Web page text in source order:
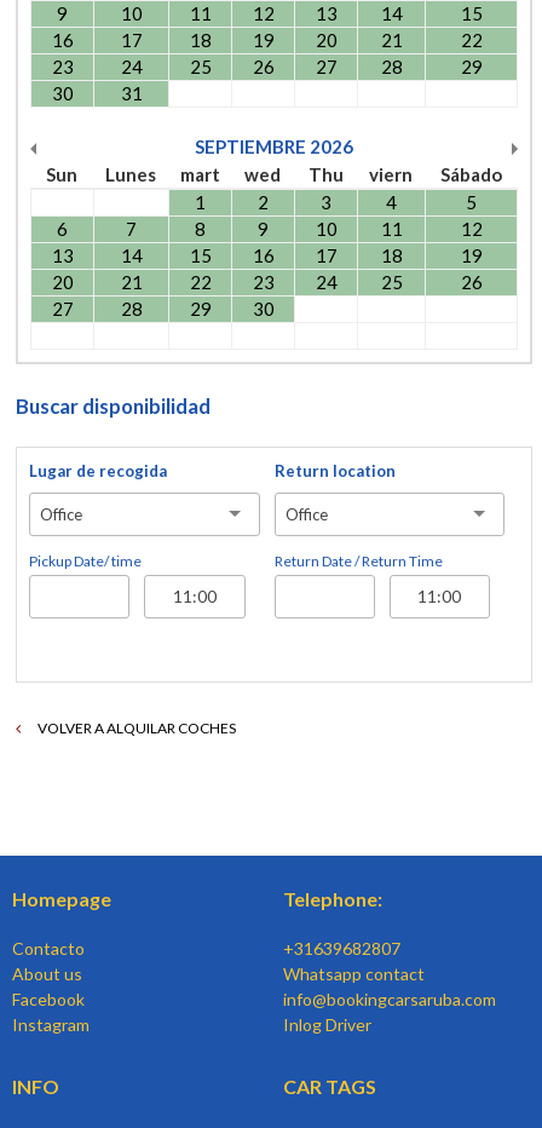
9
10 11 12 13 14
15
16
17 18 19 20 21
22
23
24 25 26 27 28
29
30
31
SEPTIEMBRE 2026
Sun
Lunes mart wed Thu viern
Sábado
1
2 3 4
5
6
7 8 9 10 11
12
13
14 15 16 17 18
19
20
21 22 23 24 25
26
27
28 29 30
Buscar disponibilidad
Lugar de recogida
Office
Pickup Date/ time
Return location
Office
Return Date / Return Time
VOLVER A ALQUILAR COCHES
Homepage
Contacto
About us
Facebook
Instagram
Telephone:
+31639682807
Whatsapp contact
info@bookingcarsaruba.com
Inlog Driver
INFO CAR TAGS